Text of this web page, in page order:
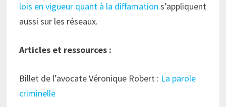
lois en vigueur quant à la diffamation s’appliquent
aussi sur les réseaux.
Articles et ressources :
Billet de l’avocate Véronique Robert : La parole
criminelle